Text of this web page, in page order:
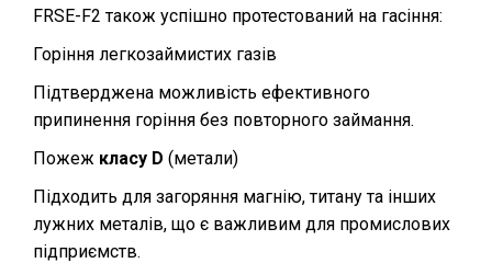
FRSE-F2 також успішно протестований на гасіння:
Горіння легкозаймистих газів
Підтверджена можливість ефективного
припинення горіння без повторного займання.
Пожеж класу D (метали)
Підходить для загоряння магнію, титану та інших
лужних металів, що є важливим для промислових
підприємств.